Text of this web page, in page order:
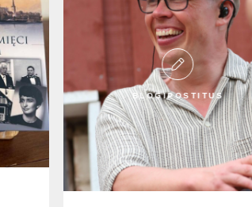
BLOGIPOSTITUS